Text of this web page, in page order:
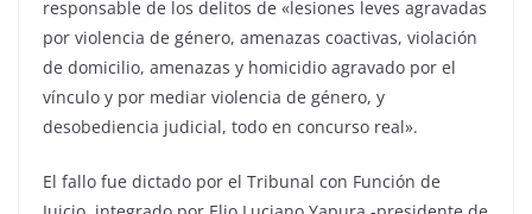
responsable de los delitos de «lesiones leves agravadas
por violencia de género, amenazas coactivas, violación
de domicilio, amenazas y homicidio agravado por el
vínculo y por mediar violencia de género, y
desobediencia judicial, todo en concurso real».
El fallo fue dictado por el Tribunal con Función de